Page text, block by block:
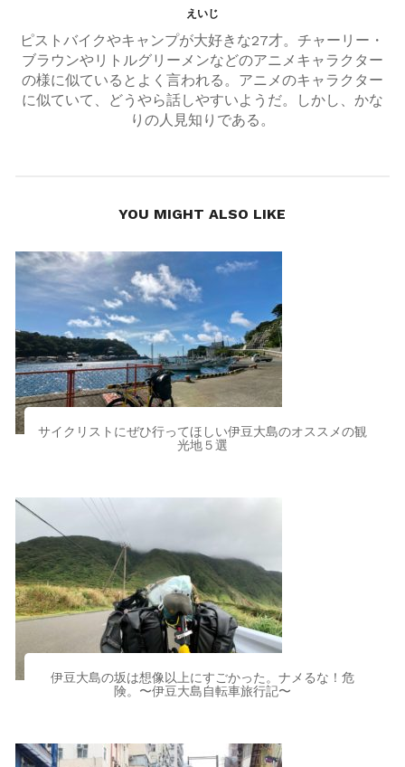
えいじ
ピストバイクやキャンプが大好きな27才。チャーリー・
ブラウンやリトルグリーメンなどのアニメキャラクター
の様に似ているとよく言われる。アニメのキャラクター
に似ていて、どうやら話しやすいようだ。しかし、かな
りの人見知りである。
YOU MIGHT ALSO LIKE
サイクリストにぜひ行ってほしい伊豆大島のオススメの観
光地５選
伊豆大島の坂は想像以上にすごかった。ナメるな！危
険。〜伊豆大島自転車旅行記〜